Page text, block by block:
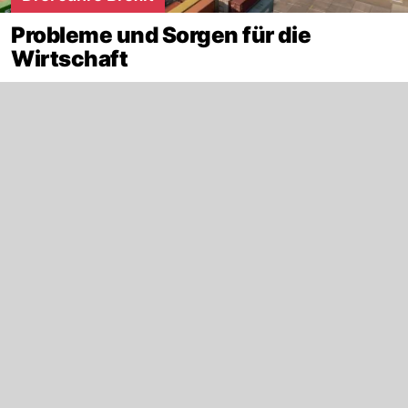
Probleme und Sorgen für die
Wirtschaft